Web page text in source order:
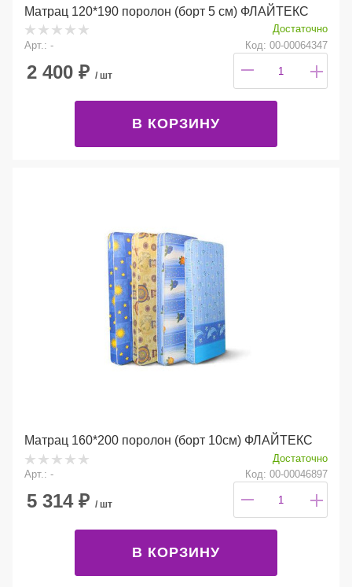
Матрац 120*190 поролон (борт 5 см) ФЛАЙТЕКС
Достаточно
Арт.: -
Код: 00-00064347
2 400 ₽ / шт
В КОРЗИНУ
Матрац 160*200 поролон (борт 10см) ФЛАЙТЕКС
Достаточно
Арт.: -
Код: 00-00046897
5 314₽ / шт
В КОРЗИНУ